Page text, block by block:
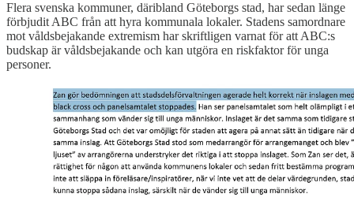
Flera svenska kommuner, däribland Göteborgs stad, har sedan länge
förbjudit ABC från att hyra kommunala lokaler. Stadens samordnare
mot våldsbejakande extremism har skriftligen varnat för att ABC:s
budskap är våldsbejakande och kan utgöra en riskfaktor för unga
personer.